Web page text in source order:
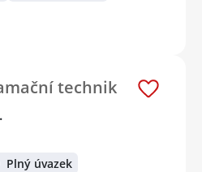
technik
Plný úvazek